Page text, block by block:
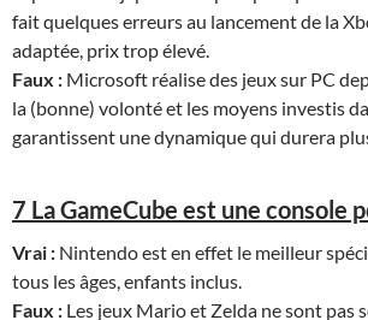
fait quelques erreurs au lancement de la
adaptée, prix trop élevé.
Faux : Microsoft réalise des jeux sur PC
la (bonne) volonté et les moyens investis
garantissent une dynamique qui durera
7 La GameCube est une console
Vrai : Nintendo est en effet le meilleur
tous les âges, enfants inclus.
Faux : Les jeux Mario et Zelda ne sont pas